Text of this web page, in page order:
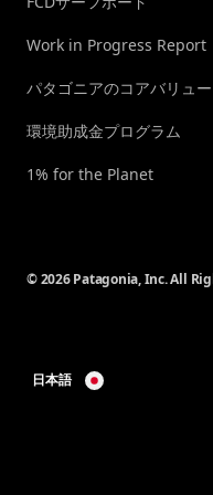
Work in Progress Report
パタゴニアのコアバリュー
環境助成金プログラム
1% for the Planet
© 2026 Patagonia, Inc. All
日本語